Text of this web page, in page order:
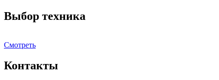
Выбор техника
Смотреть
Контакты